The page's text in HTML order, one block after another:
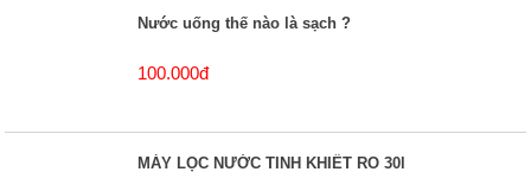
Nước uống thế nào là sạch ?
100.000đ
MÁY LỌC NƯỚC TINH KHIẾT RO 30l